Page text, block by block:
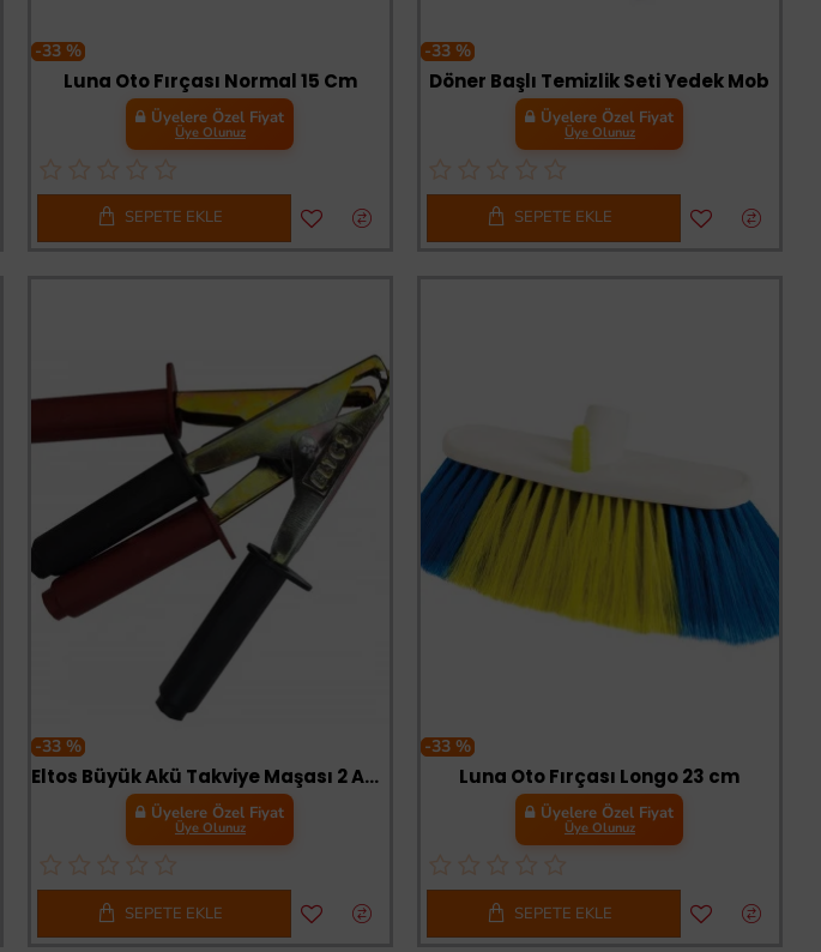
-33 %
Luna Oto Fırçası Normal 15 Cm
Üyelere Özel Fiyat
Üye Olunuz
SEPETE EKLE
-33 %
Döner Başlı Temizlik Seti Yedek Mob
Üyelere Özel Fiyat
Üye Olunuz
SEPETE EKLE
-33 %
Eltos Büyük Akü Takviye Maşası 2 Adet
Üyelere Özel Fiyat
Üye Olunuz
SEPETE EKLE
-33 %
Luna Oto Fırçası Longo 23 cm
Üyelere Özel Fiyat
Üye Olunuz
SEPETE EKLE